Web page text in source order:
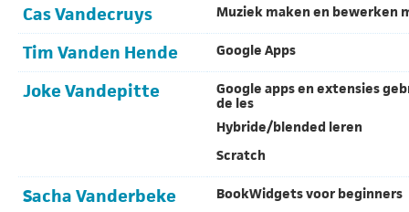
Cas Vandecruys Muziek maken en bewerken
Tim Vanden Hende Google Apps
Joke Vandepitte
Google apps en extensies
de les
Hybride/blended leren
Scratch
Sacha Vanderbeke
BookWidgets voor beginners